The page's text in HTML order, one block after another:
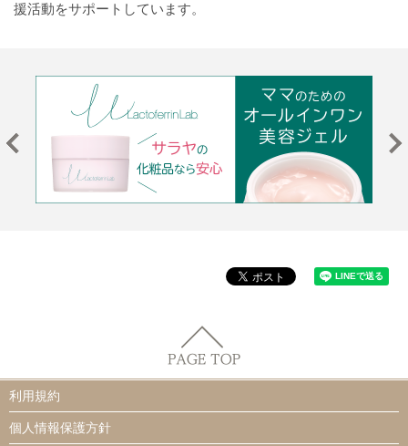
援活動をサポートしています。
利用規約
個人情報保護方針